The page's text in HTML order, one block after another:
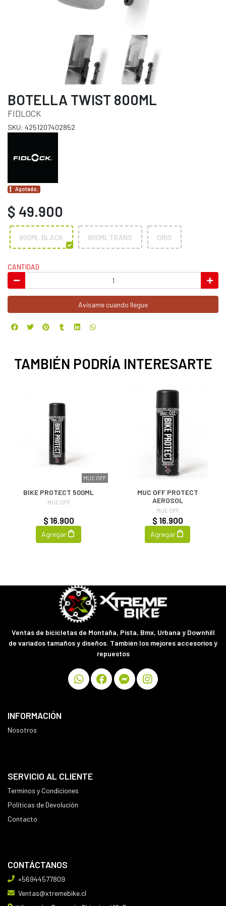
BOTELLA TWIST 800ML
FIDLOCK
SKU: 4251207402852
Agotado.
$ 49.900
800ML BLACK 800ML TRANS GRIS
CANTIDAD
Avísame cuando llegue
TAMBIÉN PODRÍA INTERESARTE
MUC OFF
BIKE PROTECT 500ML
MUC OFF
$ 16.900
Agregar
MUC OFF PROTECT
AEROSOL
MUC OFF
$ 16.900
Agregar
Ventas de bicicletas de Montaña, Pista, Bmx, Urbana y Downhill
de variados tamaños y diseños. También los mejores accesorios y
repuestos
INFORMACIÓN
Nosotros
SERVICIO AL CLIENTE
Terminos y Condiciones
Políticas de Devolución
Contacto
CONTÁCTANOS
+56944577809
Ventas@xtremebike.cl